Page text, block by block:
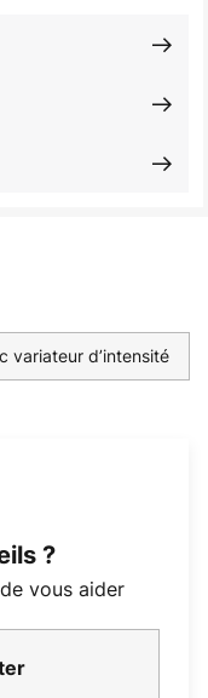
variateur d’intensité
?
vous aider